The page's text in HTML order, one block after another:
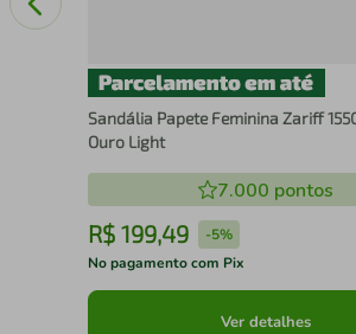
Sandália Papete Feminina Zariff
Ouro Light
7.000 pontos
R$ 199,49 -5%
No pagamento com Pix
Ver detalhes